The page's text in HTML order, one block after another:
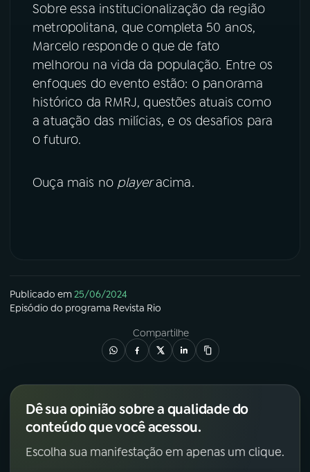
Sobre essa institucionalização da região
metropolitana, que completa 50 anos,
Marcelo responde o que de fato
melhorou na vida da população. Entre os
enfoques do evento estão: o panorama
histórico da RMRJ, questões atuais como
a atuação das milícias, e os desafios para
o futuro.
Ouça mais no playeracima.
Publicado em25/06/2024
Episódio do programa Revista Rio
Compartilhe
Dê sua opinião sobre a qualidade do
conteúdo que você acessou.
Escolha sua manifestação em apenas um clique.